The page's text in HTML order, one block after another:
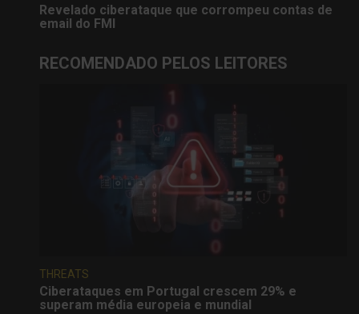
Revelado ciberataque que corrompeu contas de
email do FMI
RECOMENDADO PELOS LEITORES
THREATS
Ciberataques em Portugal crescem 29% e
superam média europeia e mundial